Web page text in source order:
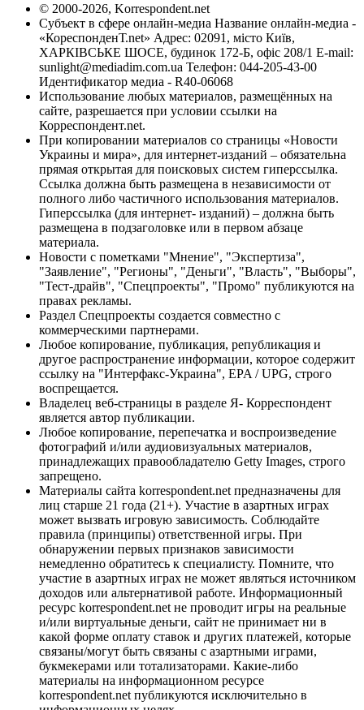
© 2000-2026, Korrespondent.net
Субъект в сфере онлайн-медиа Название онлайн-медиа -
«КореспонденТ.net» Адрес: 02091, місто Київ,
ХАРКІВСЬКЕ ШОСЕ, будинок 172-Б, офіс 208/1 E-mail:
sunlight@mediadim.com.ua Телефон: 044-205-43-00
Идентификатор медиа - R40-06068
Использование любых материалов, размещённых на
сайте, разрешается при условии ссылки на
Корреспондент.net.
При копировании материалов со страницы «Новости
Украины и мира», для интернет-изданий – обязательна
прямая открытая для поисковых систем гиперссылка.
Ссылка должна быть размещена в независимости от
полного либо частичного использования материалов.
Гиперссылка (для интернет- изданий) – должна быть
размещена в подзаголовке или в первом абзаце
материала.
Новости с пометками "Мнение", "Экспертиза",
"Заявление", "Регионы", "Деньги", "Власть", "Выборы",
"Тест-драйв", "Спецпроекты", "Промо" публикуются на
правах рекламы.
Раздел Спецпроекты создается совместно с
коммерческими партнерами.
Любое копирование, публикация, републикация и
другое распространение информации, которое содержит
ссылку на "Интерфакс-Украина", EPA / UPG, строго
воспрещается.
Владелец веб-страницы в разделе Я- Корреспондент
является автор публикации.
Любое копирование, перепечатка и воспроизведение
фотографий и/или аудиовизуальных материалов,
принадлежащих правообладателю Getty Images, строго
запрещено.
Материалы сайта korrespondent.net предназначены для
лиц старше 21 года (21+). Участие в азартных играх
может вызвать игровую зависимость. Соблюдайте
правила (принципы) ответственной игры. При
обнаружении первых признаков зависимости
немедленно обратитесь к специалисту. Помните, что
участие в азартных играх не может являться источником
доходов или альтернативой работе. Информационный
ресурс korrespondent.net не проводит игры на реальные
и/или виртуальные деньги, сайт не принимает ни в
какой форме оплату ставок и других платежей, которые
связаны/могут быть связаны с азартными играми,
букмекерами или тотализаторами. Какие-либо
материалы на информационном ресурсе
korrespondent.net публикуются исключительно в